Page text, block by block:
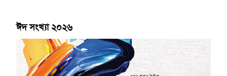
ঈদ সংখ্যা ২০২৬